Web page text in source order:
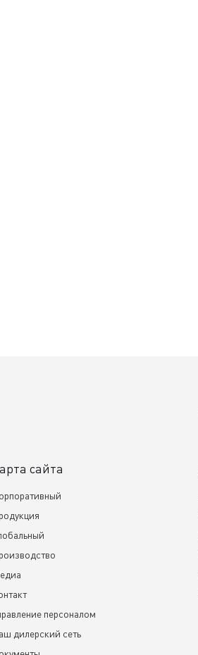
сайта
персоналом
дилерский сеть